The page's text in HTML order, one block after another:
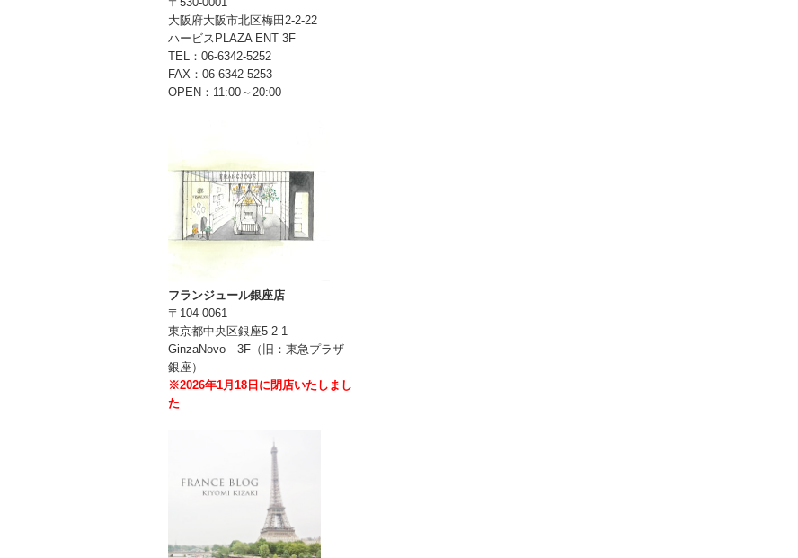
大阪府大阪市北区梅田2-2-22
ハービスPLAZA ENT 3F
TEL：06-6342-5252
FAX：06-6342-5253
OPEN：11:00～20:00
フランジュール銀座店
〒104-0061
東京都中央区銀座5-2-1
GinzaNovo 3F（旧：東急プラザ
銀座）
※2026年1月18日に閉店いたしまし
た